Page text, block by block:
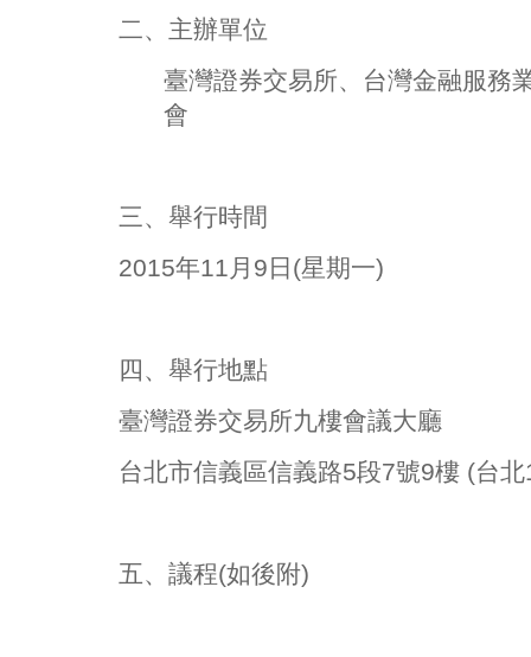
二、主辦單位
臺灣證券交易所、台灣金融服務
會
三、舉行時間
2015年11月9日(星期一)
四、舉行地點
臺灣證券交易所九樓會議大廳
台北市信義區信義路5段7號9樓 (台
五、議程(如後附)